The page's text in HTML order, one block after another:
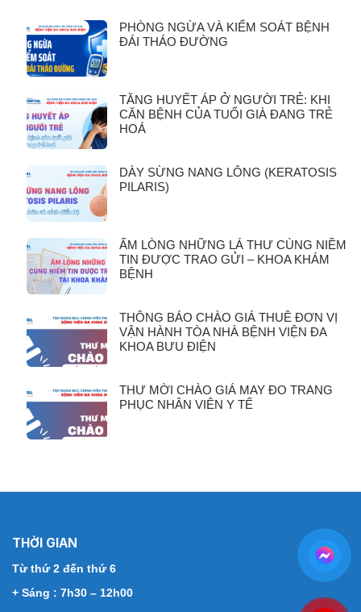
PHÒNG NGỪA VÀ KIỂM SOÁT BỆNH
ĐÁI THÁO ĐƯỜNG
TĂNG HUYẾT ÁP Ở NGƯỜI TRẺ: KHI
CĂN BỆNH CỦA TUỔI GIÀ ĐANG TRẺ
HOÁ
DÀY SỪNG NANG LÔNG (KERATOSIS
PILARIS)
ẤM LÒNG NHỮNG LÁ THƯ CÙNG NIỀM
TIN ĐƯỢC TRAO GỬI – KHOA KHÁM
BỆNH
THÔNG BÁO CHÀO GIÁ THUÊ ĐƠN VỊ
VẬN HÀNH TÒA NHÀ BỆNH VIỆN ĐA
KHOA BƯU ĐIỆN
THƯ MỜI CHÀO GIÁ MAY ĐO TRANG
PHỤC NHÂN VIÊN Y TẾ
THỜI GIAN
Từ thứ 2 đến thứ 6
+ Sáng : 7h30 – 12h00